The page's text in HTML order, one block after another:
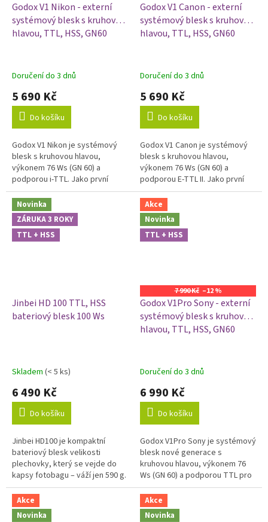
Godox V1 Nikon - externí
systémový blesk s kruhovou
hlavou, TTL, HSS, GN60
Doručení do 3 dnů
5 690 Kč
Do košíku
Godox V1 Nikon je systémový
blesk s kruhovou hlavou,
výkonem 76 Ws (GN 60) a
podporou i-TTL. Jako první
kompaktní speedlite od Godoxu
s kulatou hlavou dává měkčí a
přirozenější...
Godox V1 Canon - externí
systémový blesk s kruhovou
hlavou, TTL, HSS, GN60
Doručení do 3 dnů
5 690 Kč
Do košíku
Godox V1 Canon je systémový
blesk s kruhovou hlavou,
výkonem 76 Ws (GN 60) a
podporou E-TTL II. Jako první
kompaktní speedlite od Godoxu
s kulatou hlavou dává měkčí a...
Novinka
ZÁRUKA 3 ROKY
TTL + HSS
Jinbei HD 100 TTL, HSS
bateriový blesk 100 Ws
Skladem (< 5 ks)
6 490 Kč
Do košíku
Jinbei HD100 je kompaktní
bateriový blesk velikosti
plechovky, který se vejde do
kapsy fotobagu – váží jen 590 g.
Přes malé tělo nabízí 100 Ws
výkonu, plné TTL, High Speed
Sync...
Akce
Novinka
TTL + HSS
7 990 Kč –12 %
Godox V1Pro Sony - externí
systémový blesk s kruhovou
hlavou, TTL, HSS, GN60
Doručení do 3 dnů
6 990 Kč
Do košíku
Godox V1Pro Sony je systémový
blesk nové generace s
kruhovou hlavou, výkonem 76
Ws (GN 60) a podporou TTL pro
Sony (P-TTL). Díky nativní patici
Sony Multi Interface (Mi-shoe)
ho...
Akce
Novinka
Akce
Novinka